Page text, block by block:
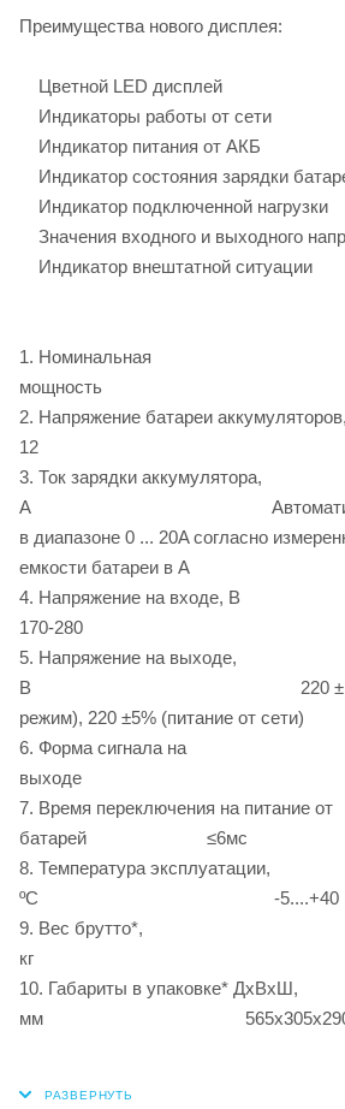
Преимущества нового дисплея:
Цветной LED дисплей
Индикаторы работы от сети
Индикатор питания от АКБ
Индикатор состояния зарядки
Индикатор подключенной нагрузки
Значения входного и выходного
Индикатор внештатной ситуации
1. Номинальная
мощность
2. Напряжение батареи
12
3. Ток зарядки аккумулятора,
А Автоматически
в диапазоне 0 ... 20A согласно
емкости батареи в А
4. Напряжение
170-280
5. Напряжение на выходе,
В 220
режим), 220 ±5% (питание от сети)
6. Форма сигнала на
выходе Чистая
7. Время переключения на питание от
батарей ≤6мс
8. Температура эксплуатации,
ºС -5....+40
9. Вес брутто*,
кг
10. Габариты в упаковке* ДxВхШ,
мм